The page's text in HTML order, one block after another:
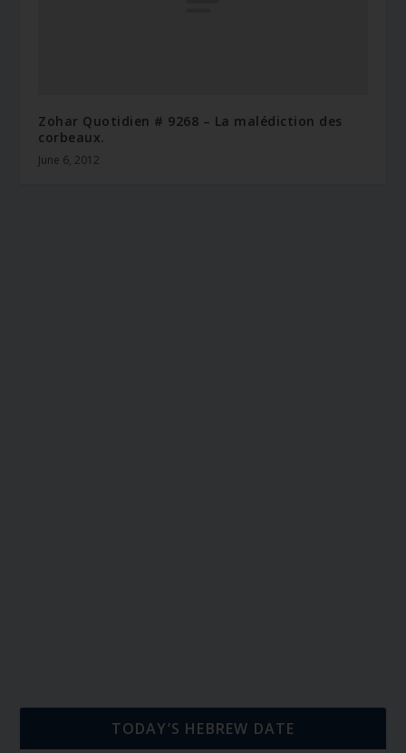
Zohar Quotidien # 9268 – La malédiction des
corbeaux.
June 6, 2012
TODAY’S HEBREW DATE